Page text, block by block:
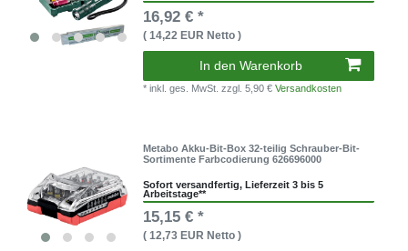
16,92 € *
( 14,22 EUR Netto )
In den Warenkorb
* inkl. ges. MwSt.zzgl. 5,90 €Versandkosten
Metabo Akku-Bit-Box 32-teilig Schrauber-Bit-
Sortimente Farbcodierung 626696000
Sofort versandfertig, Lieferzeit 3 bis 5
Arbeitstage**
15,15 € *
( 12,73 EUR Netto )